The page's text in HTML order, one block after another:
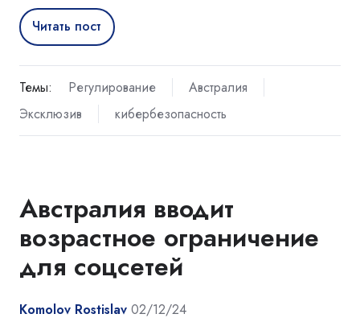
Читать пост
Темы: Регулирование
Австралия
Эксклюзив
кибербезопасность
Австралия вводит
возрастное ограничение
для соцсетей
Komolov Rostislav 02/12/24